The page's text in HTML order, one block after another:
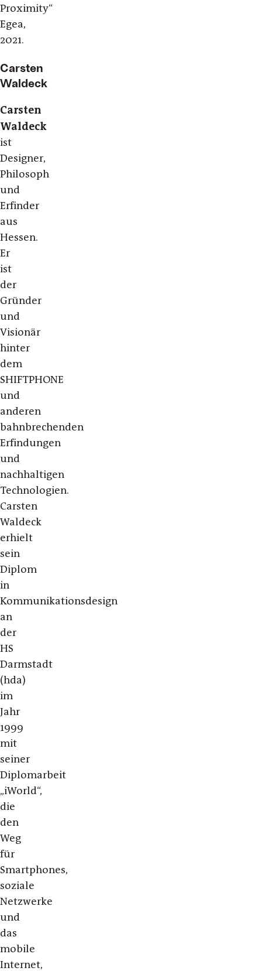
Proximity“
Egea,
2021.
Carsten
Waldeck
Carsten
Waldeck
ist
Designer,
Philosoph
und
Erfinder
aus
Hessen.
Er
ist
der
Gründer
und
Visionär
hinter
dem
SHIFTPHONE
und
anderen
bahnbrechenden
Erfindungen
und
nachhaltigen
Technologien.
Carsten
Waldeck
erhielt
sein
Diplom
in
Kommunikationsdesign
an
der
HS
Darmstadt
(hda)
im
Jahr
1999
mit
seiner
Diplomarbeit
„iWorld“,
die
den
Weg
für
Smartphones,
soziale
Netzwerke
und
das
mobile
Internet,